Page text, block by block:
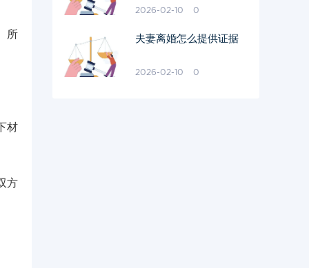
所
材
方
2026-02-10 0
夫妻离婚怎么提供证据
2026-02-10 0